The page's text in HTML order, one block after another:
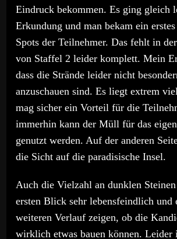
Eindruck bekommen. Es ging gleich
Erkundung und man bekam ein
Spots der Teilnehmer. Das fehlt in
von Staffel 2 leider komplett. Mein
dass die Strände leider nicht
anzuschauen sind. Es liegt extrem
mag sicher ein Vorteil für die
immerhin kann der Müll für das
genutzt werden. Auf der anderen
die Sicht auf die paradisische Insel.
Auch die Vielzahl an dunklen
ersten Blick sehr lebensfeindlich und
weiteren Verlauf zeigen, ob die
wirklich etwas bauen können. Leider